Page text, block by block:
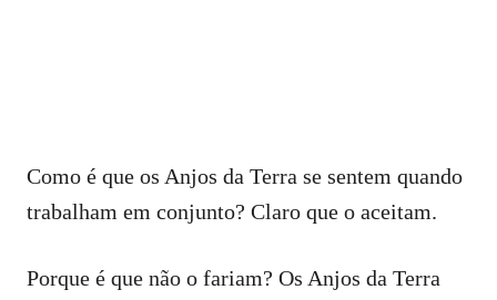
Como é que os Anjos da Terra se sentem quando
trabalham em conjunto? Claro que o aceitam.
Porque é que não o fariam? Os Anjos da Terra